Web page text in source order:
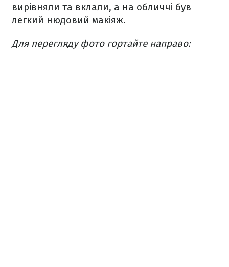
вирівняли та вклали, а на обличчі був
легкий нюдовий макіяж.
Для перегляду фото гортайте направо: